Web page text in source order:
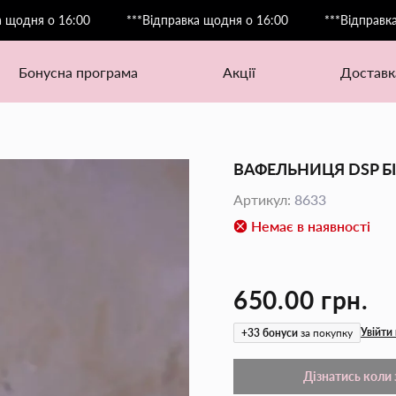
16:00 ***Відправка щодня о 16:00 ***Відправка
бонусна програма акції
ВАФЕЛЬНИЦЯ DSP
Артикул: 8633
Немає в наявності
650.00 грн.
+33 бонуси за покупку Увійти
Дізнатись коли